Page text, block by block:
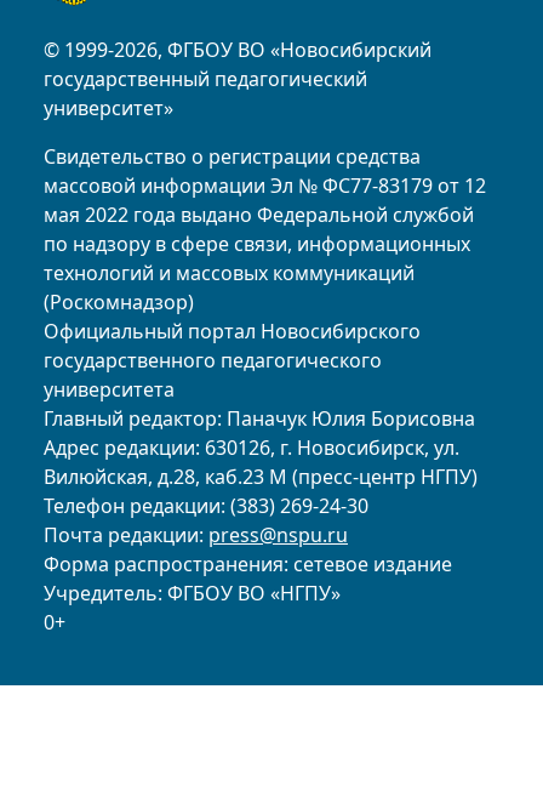
© 1999-2026, ФГБОУ ВО «Новосибирский
государственный педагогический
университет»
Свидетельство о регистрации средства
массовой информации Эл № ФС77-83179 от 12
мая 2022 года выдано Федеральной службой
по надзору в сфере связи, информационных
технологий и массовых коммуникаций
(Роскомнадзор)
Официальный портал Новосибирского
государственного педагогического
университета
Главный редактор: Паначук Юлия Борисовна
Адрес редакции: 630126, г. Новосибирск, ул.
Вилюйская, д.28, каб.23 М (пресс-центр НГПУ)
Телефон редакции: (383) 269-24-30
Почта редакции: press@nspu.ru
Форма распространения: сетевое издание
Учредитель: ФГБОУ ВО «НГПУ»
0+